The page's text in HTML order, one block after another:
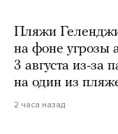
Пляжи
на фоне угрозы
3 августа из-за
на один из
2 часа назад